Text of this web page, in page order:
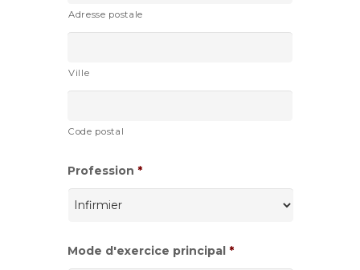
Adresse postale
Ville
Code postal
Profession *
Mode d'exercice principal *